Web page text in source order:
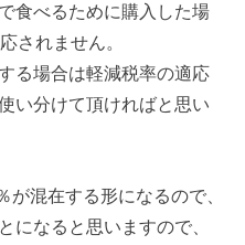
食べるために購入した場
されません。
る場合は軽減税率の適応
い分けて頂ければと思い
混在する形になるので、
になると思いますので、